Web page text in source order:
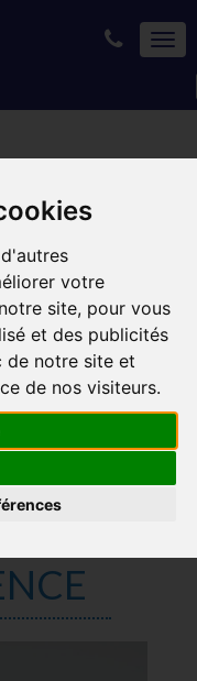
votre
site, pour vous
et des publicités
de notre site et
de nos visiteurs.